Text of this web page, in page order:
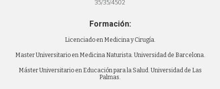
35/35/4502
Formación:
Licenciado en Medicina y Cirugía.
Master Universitario en Medicina Naturista. Universidad de Barcelona.
Máster Universitario en Educación para la Salud. Universidad de Las
Palmas.